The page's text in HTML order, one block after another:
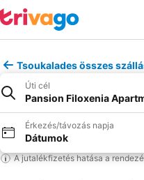
Tsoukalades összes
Úti cél
Pansion Filoxenia
Érkezés/távozás napja
Dátumok
A jutalékfizetés hatása a